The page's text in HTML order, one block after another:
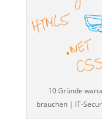
10 Gründe
brauchen | IT-